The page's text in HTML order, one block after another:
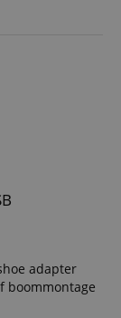
adapter
boommontage
en iOS-